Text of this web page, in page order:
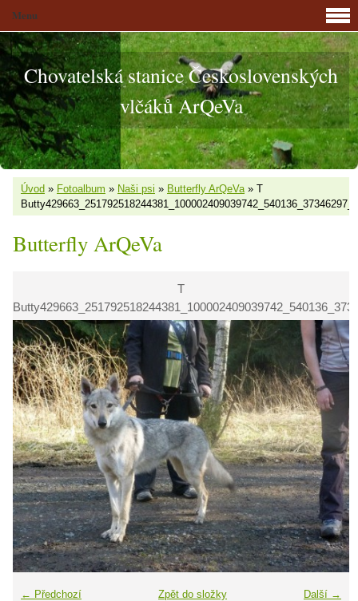
Chovatelská stanice Československých
vlčáků ArQeVa
Úvod » Fotoalbum » Naši psi » Butterfly ArQeVa» T
Butty429663_251792518244381_100002409039742_540136_37346297_n
Butterfly ArQeVa
T
← Předchozí Další →
Zpět do složky
Menu